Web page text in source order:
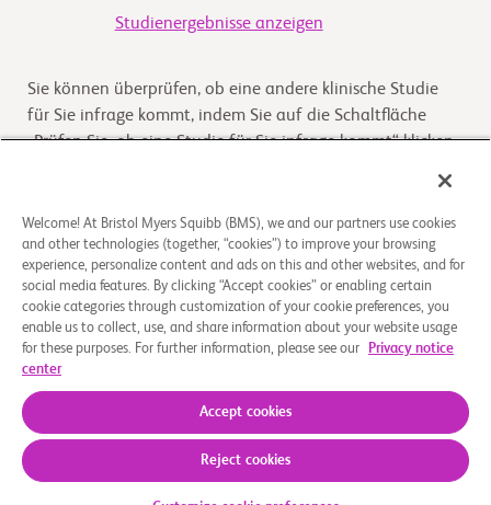
Studienergebnisse anzeigen
Sie können überprüfen, ob eine andere klinische Studie
für Sie infrage kommt, indem Sie auf die Schaltfläche
„Prüfen Sie, ob eine Studie für Sie infrage kommt“ klicken
Überblick
A Phase I, First-in-Human, Open-Label, Dose Escalation
and Expansion Study of LM-302 in Patients with
Datenschutzbestimmungen Impressum
Welcome! At Bristol Myers Squibb (BMS), we and our partners use cookies
and other technologies (together, “cookies”) to improve your browsing
experience, personalize content and ads on this and other websites, and for
social media features. By clicking “Accept cookies” or enabling certain
cookie categories through customization of your cookie preferences, you
enable us to collect, use, and share information about your website usage
for these purposes. For further information, please see our
Privacy notice
center
Accept cookies
Reject cookies